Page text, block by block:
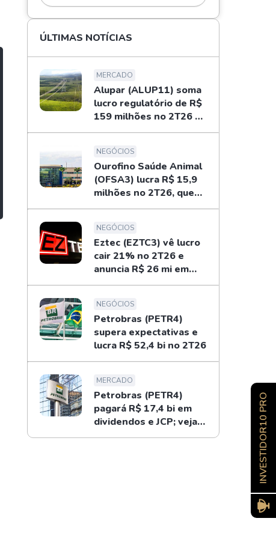
ÚLTIMAS NOTÍCIAS
MERCADO
Alupar (ALUP11) soma
lucro regulatório de R$
159 milhões no 2T26 e
libera dividendos
NEGÓCIOS
Ourofino Saúde Animal
(OFSA3) lucra R$ 15,9
milhões no 2T26, queda
de 33%
NEGÓCIOS
Eztec (EZTC3) vê lucro
cair 21% no 2T26 e
anuncia R$ 26 mi em
dividendos
NEGÓCIOS
Petrobras (PETR4)
supera expectativas e
lucra R$ 52,4 bi no 2T26
MERCADO
Petrobras (PETR4)
pagará R$ 17,4 bi em
dividendos e JCP; veja
como receber
INVESTIDOR10 PRO